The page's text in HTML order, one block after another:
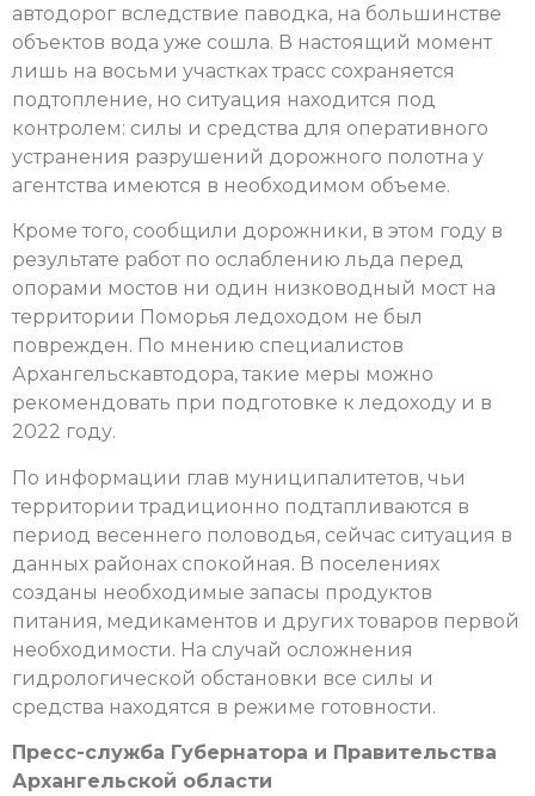
автодорог вследствие паводка, на большинстве
объектов вода уже сошла. В настоящий момент
лишь на восьми участках трасс сохраняется
подтопление, но ситуация находится под
контролем: силы и средства для оперативного
устранения разрушений дорожного полотна у
агентства имеются в необходимом объеме.
Кроме того, сообщили дорожники, в этом году в
результате работ по ослаблению льда перед
опорами мостов ни один низководный мост на
территории Поморья ледоходом не был
поврежден. По мнению специалистов
Архангельскавтодора, такие меры можно
рекомендовать при подготовке к ледоходу и в
2022 году.
По информации глав муниципалитетов, чьи
территории традиционно подтапливаются в
период весеннего половодья, сейчас ситуация в
данных районах спокойная. В поселениях
созданы необходимые запасы продуктов
питания, медикаментов и других товаров первой
необходимости. На случай осложнения
гидрологической обстановки все силы и
средства находятся в режиме готовности.
Пресс-служба Губернатора и Правительства
Архангельской области